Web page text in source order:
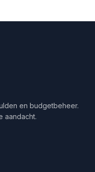
en budgetbeheer.
aandacht.